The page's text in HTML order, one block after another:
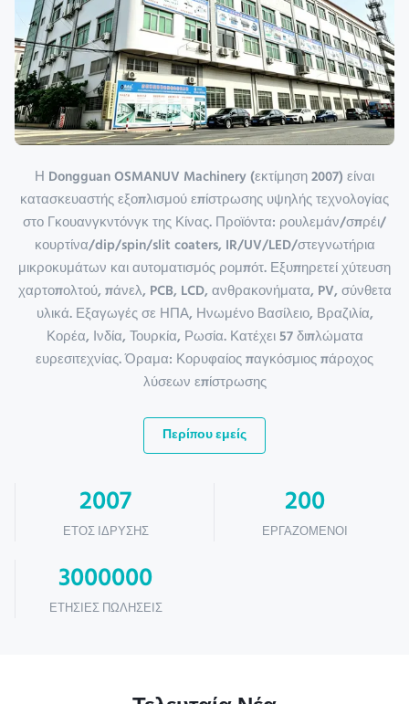
Η Dongguan OSMANUV Machinery (εκτίμηση 2007) είναι
κατασκευαστής εξοπλισμού επίστρωσης υψηλής τεχνολογίας
στο Γκουανγκντόνγκ της Κίνας. Προϊόντα: ρουλεμάν/σπρέι/
κουρτίνα/dip/spin/slit coaters, IR/UV/LED/στεγνωτήρια
μικροκυμάτων και αυτοματισμός ρομπότ. Εξυπηρετεί χύτευση
χαρτοπολτού, πάνελ, PCB, LCD, ανθρακονήματα, PV, σύνθετα
υλικά. Εξαγωγές σε ΗΠΑ, Ηνωμένο Βασίλειο, Βραζιλία,
Κορέα, Ινδία, Τουρκία, Ρωσία. Κατέχει 57 διπλώματα
ευρεσιτεχνίας. Όραμα: Κορυφαίος παγκόσμιος πάροχος
λύσεων επίστρωσης
Περίπου εμείς
2007
ΈΤΟΣ ΊΔΡΥΣΗΣ
200
ΕΡΓΑΖΌΜΕΝΟΙ
3000000
ΕΤΉΣΙΕΣ ΠΩΛΉΣΕΙΣ